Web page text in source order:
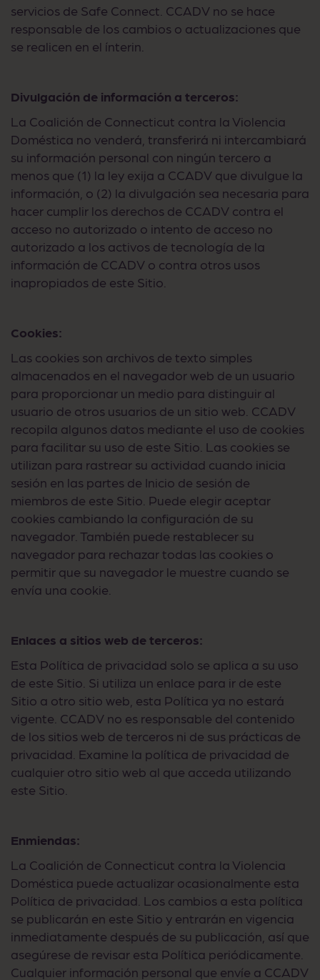
servicios de Safe Connect. CCADV no se hace
responsable de los cambios o actualizaciones que
se realicen en el ínterin.
Divulgación de información a terceros:
La Coalición de Connecticut contra la Violencia
Doméstica no venderá, transferirá ni intercambiará
su información personal con ningún tercero a
menos que (1) la ley exija a CCADV que divulgue la
información, o (2) la divulgación sea necesaria para
hacer cumplir los derechos de CCADV contra el
acceso no autorizado o intento de acceso no
autorizado a los activos de tecnología de la
información de CCADV o contra otros usos
inapropiados de este Sitio.
Cookies:
Las cookies son archivos de texto simples
almacenados en el navegador web de un usuario
para proporcionar un medio para distinguir al
usuario de otros usuarios de un sitio web. CCADV
recopila algunos datos mediante el uso de cookies
para facilitar su uso de este Sitio. Las cookies se
utilizan para rastrear su actividad cuando inicia
sesión en las partes de Inicio de sesión de
miembros de este Sitio. Puede elegir aceptar
cookies cambiando la configuración de su
navegador. También puede restablecer su
navegador para rechazar todas las cookies o
permitir que su navegador le muestre cuando se
envía una cookie.
Enlaces a sitios web de terceros:
Esta Política de privacidad solo se aplica a su uso
de este Sitio. Si utiliza un enlace para ir de este
Sitio a otro sitio web, esta Política ya no estará
vigente. CCADV no es responsable del contenido
de los sitios web de terceros ni de sus prácticas de
privacidad. Examine la política de privacidad de
cualquier otro sitio web al que acceda utilizando
este Sitio.
Enmiendas:
La Coalición de Connecticut contra la Violencia
Doméstica puede actualizar ocasionalmente esta
Política de privacidad. Los cambios a esta política
se publicarán en este Sitio y entrarán en vigencia
inmediatamente después de su publicación, así que
asegúrese de revisar esta Política periódicamente.
Cualquier información personal que envíe a CCADV